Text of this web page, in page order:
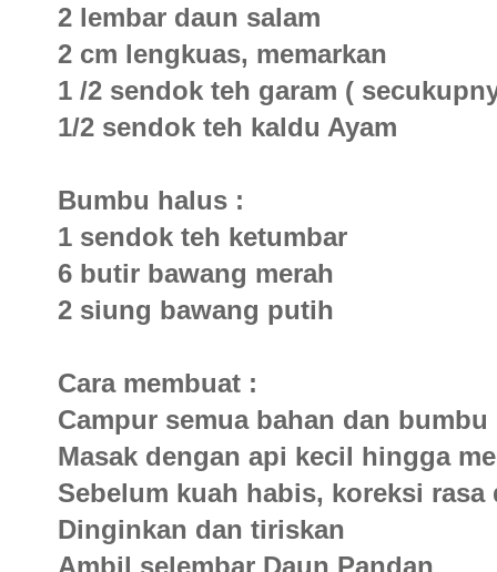
2 lembar daun salam
2 cm lengkuas, memarkan
1 /2 sendok teh garam (
1/2 sendok teh kaldu Ayam
Bumbu halus :
1 sendok teh ketumbar
6 butir bawang merah
2 siung bawang putih
Cara membuat :
Campur semua bahan dan
Masak dengan api kecil hingga
Sebelum kuah habis, koreksi
Dinginkan dan tiriskan
Ambil selembar Daun Pandan